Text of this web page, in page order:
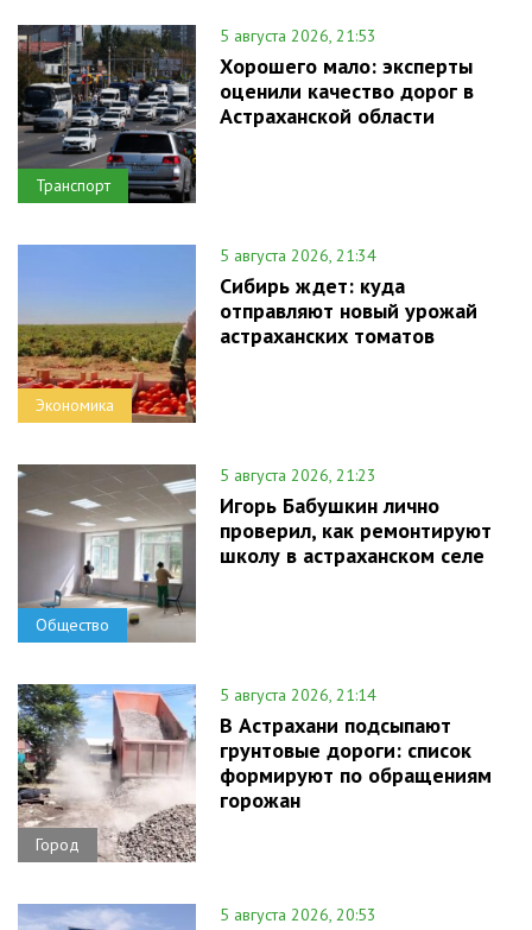
Транспорт
5 августа 2026, 21:53
Хорошего мало: эксперты
оценили качество дорог в
Астраханской области
Экономика
5 августа 2026, 21:34
Сибирь ждет: куда
отправляют новый урожай
астраханских томатов
Общество
5 августа 2026, 21:23
Игорь Бабушкин лично
проверил, как ремонтируют
школу в астраханском селе
Город
5 августа 2026, 21:14
В Астрахани подсыпают
грунтовые дороги: список
формируют по обращениям
горожан
5 августа 2026, 20:53